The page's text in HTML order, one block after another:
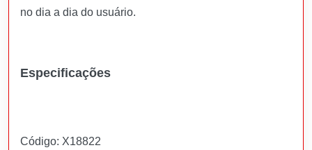
no dia a dia do usuário.
Especificações
Código: X18822